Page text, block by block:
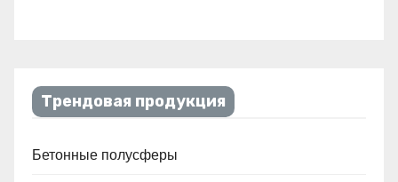
Трендовая продукция
Бетонные полусферы